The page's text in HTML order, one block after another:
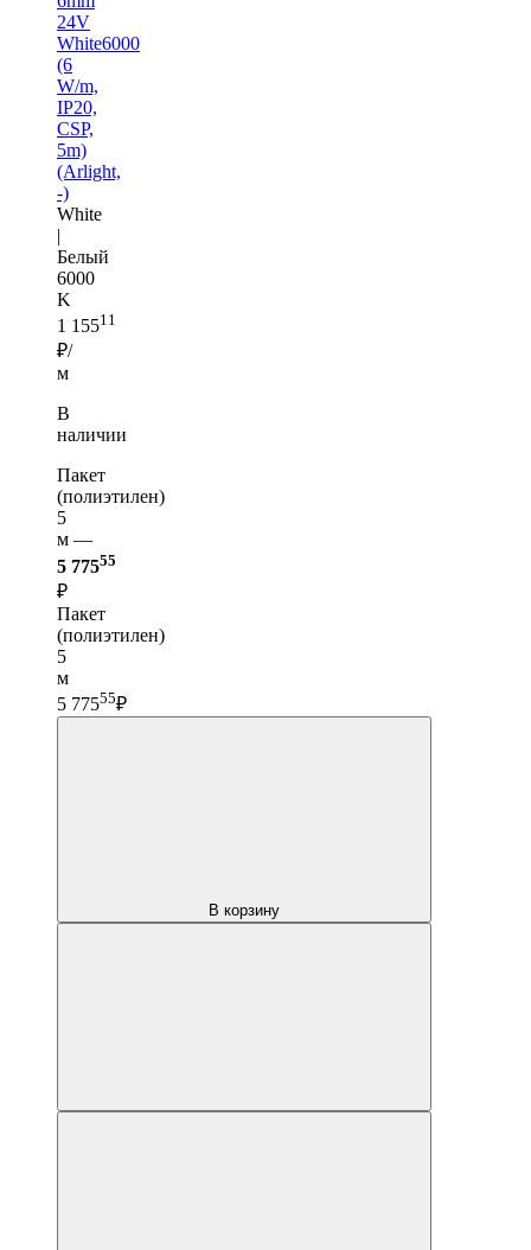
24V
White6000
(6
W/m,
IP20,
CSP,
5m)
(Arlight,
-)
White
|
Белый
6000
K
1 15511
₽/
м
В
наличии
Пакет
(полиэтилен)
5
м —
5 77555
₽
Пакет
(полиэтилен)
5
м
5 77555₽
В корзину